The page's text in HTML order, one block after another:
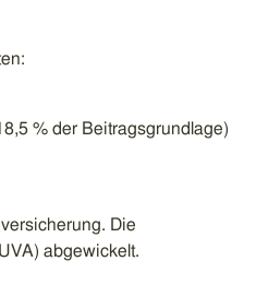
% der Beitragsgrundlage)
Die
abgewickelt.